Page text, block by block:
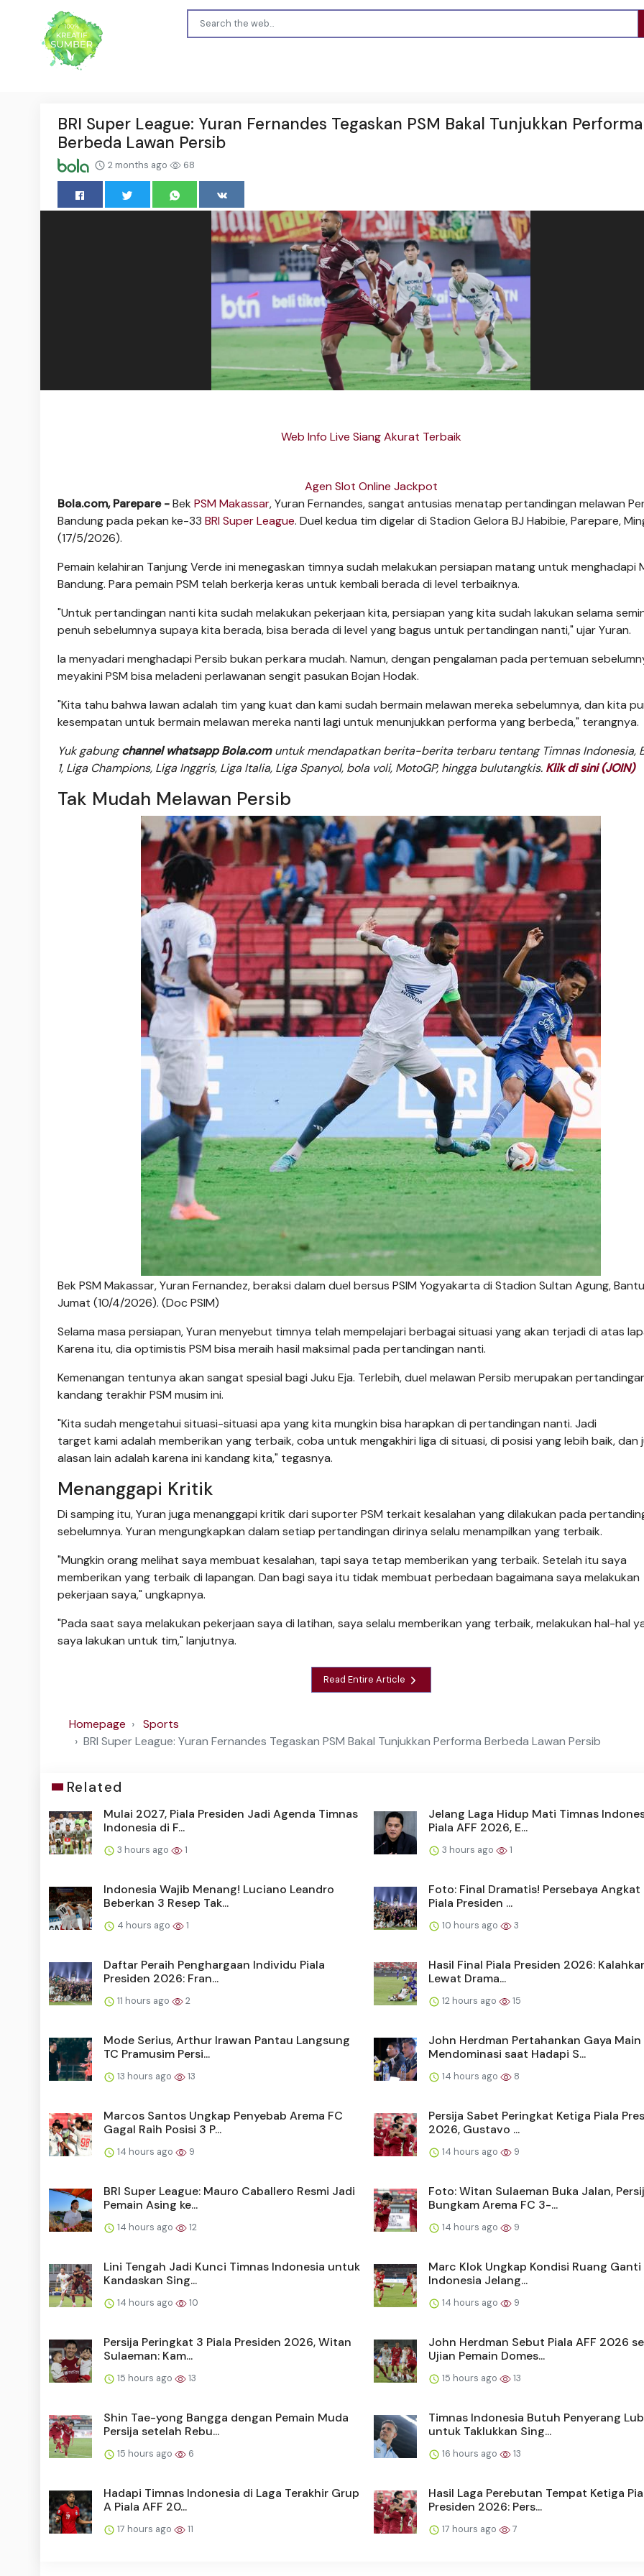
BRI Super League: Yuran Fernandes Tegaskan PSM Bakal Tunjukkan Performa
Berbeda Lawan Persib
2 months ago 68
Web Info Live Siang Akurat Terbaik
Agen Slot Online Jackpot
Bola.com, Parepare -Bek PSM Makassar, Yuran Fernandes, sangat antusias menatap pertandingan melawan
Bandung pada pekan ke-33 BRI Super League. Duel kedua tim digelar di Stadion Gelora BJ Habibie, Parepare,
(17/5/2026).
Pemain kelahiran Tanjung Verde ini menegaskan timnya sudah melakukan persiapan matang untuk menghadapi
Bandung. Para pemain PSM telah berkerja keras untuk kembali berada di level terbaiknya.
"Untuk pertandingan nanti kita sudah melakukan pekerjaan kita, persiapan yang kita sudah lakukan selama
penuh sebelumnya supaya kita berada, bisa berada di level yang bagus untuk pertandingan nanti," ujar Yuran.
Ia menyadari menghadapi Persib bukan perkara mudah. Namun, dengan pengalaman pada pertemuan
meyakini PSM bisa meladeni perlawanan sengit pasukan Bojan Hodak.
"Kita tahu bahwa lawan adalah tim yang kuat dan kami sudah bermain melawan mereka sebelumnya, dan kita
kesempatan untuk bermain melawan mereka nanti lagi untuk menunjukkan performa yang berbeda," terangnya.
Yuk gabungchannel whatsapp Bola.comuntuk mendapatkan berita-berita terbaru tentang Timnas Indonesia,
1, Liga Champions, Liga Inggris, Liga Italia, Liga Spanyol, bola voli, MotoGP, hingga bulutangkis. Klik di sini (JOIN)
Tak Mudah Melawan Persib
Bek PSM Makassar, Yuran Fernandez, beraksi dalam duel bersus PSIM Yogyakarta di Stadion Sultan Agung,
Jumat (10/4/2026). (Doc PSIM)
Selama masa persiapan, Yuran menyebut timnya telah mempelajari berbagai situasi yang akan terjadi di atas
Karena itu, dia optimistis PSM bisa meraih hasil maksimal pada pertandingan nanti.
Kemenangan tentunya akan sangat spesial bagi Juku Eja. Terlebih, duel melawan Persib merupakan
kandang terakhir PSM musim ini.
"Kita sudah mengetahui situasi-situasi apa yang kita mungkin bisa harapkan di pertandingan nanti. Jadi
target kami adalah memberikan yang terbaik, coba untuk mengakhiri liga di situasi, di posisi yang lebih baik, dan
alasan lain adalah karena ini kandang kita," tegasnya.
Menanggapi Kritik
Di samping itu, Yuran juga menanggapi kritik dari suporter PSM terkait kesalahan yang dilakukan pada
sebelumnya. Yuran mengungkapkan dalam setiap pertandingan dirinya selalu menampilkan yang terbaik.
"Mungkin orang melihat saya membuat kesalahan, tapi saya tetap memberikan yang terbaik. Setelah itu saya
memberikan yang terbaik di lapangan. Dan bagi saya itu tidak membuat perbedaan bagaimana saya melakukan
pekerjaan saya," ungkapnya.
"Pada saat saya melakukan pekerjaan saya di latihan, saya selalu memberikan yang terbaik, melakukan hal-hal
saya lakukan untuk tim," lanjutnya.
Read Entire Article
Homepage
Sports
BRI Super League: Yuran Fernandes Tegaskan PSM Bakal Tunjukkan Performa Berbeda Lawan Persib
Related
Mulai 2027, Piala Presiden Jadi Agenda Timnas
Indonesia di F...
3 hours ago 1
Jelang Laga Hidup Mati Timnas
Piala AFF 2026, E...
3 hours ago 1
Indonesia Wajib Menang! Luciano Leandro
Beberkan 3 Resep Tak...
4 hours ago 1
Foto: Final Dramatis! Persebaya
Piala Presiden ...
10 hours ago 3
Daftar Peraih Penghargaan Individu Piala
Presiden 2026: Fran...
11 hours ago 2
Hasil Final Piala Presiden 2026:
Lewat Drama...
12 hours ago 15
Mode Serius, Arthur Irawan Pantau Langsung
TC Pramusim Persi...
13 hours ago 13
John Herdman Pertahankan Gaya Main
Mendominasi saat Hadapi S...
14 hours ago 8
Marcos Santos Ungkap Penyebab Arema FC
Gagal Raih Posisi 3 P...
14 hours ago 9
Persija Sabet Peringkat Ketiga Piala
2026, Gustavo ...
14 hours ago 9
BRI Super League: Mauro Caballero Resmi Jadi
Pemain Asing ke...
14 hours ago 12
Foto: Witan Sulaeman Buka Jalan,
Bungkam Arema FC 3-...
14 hours ago 9
Lini Tengah Jadi Kunci Timnas Indonesia untuk
Kandaskan Sing...
14 hours ago 10
Marc Klok Ungkap Kondisi Ruang
Indonesia Jelang...
14 hours ago 9
Persija Peringkat 3 Piala Presiden 2026, Witan
Sulaeman: Kam...
15 hours ago 13
John Herdman Sebut Piala AFF 2026
Ujian Pemain Domes...
15 hours ago 13
Shin Tae-yong Bangga dengan Pemain Muda
Persija setelah Rebu...
15 hours ago 6
Timnas Indonesia Butuh Penyerang
untuk Taklukkan Sing...
16 hours ago 13
Hadapi Timnas Indonesia di Laga Terakhir Grup
A Piala AFF 20...
17 hours ago 11
Hasil Laga Perebutan Tempat Ketiga
Presiden 2026: Pers...
17 hours ago 7